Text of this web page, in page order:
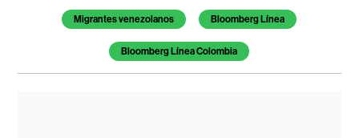
Migrantes venezolanos Bloomberg Línea
Bloomberg Línea Colombia